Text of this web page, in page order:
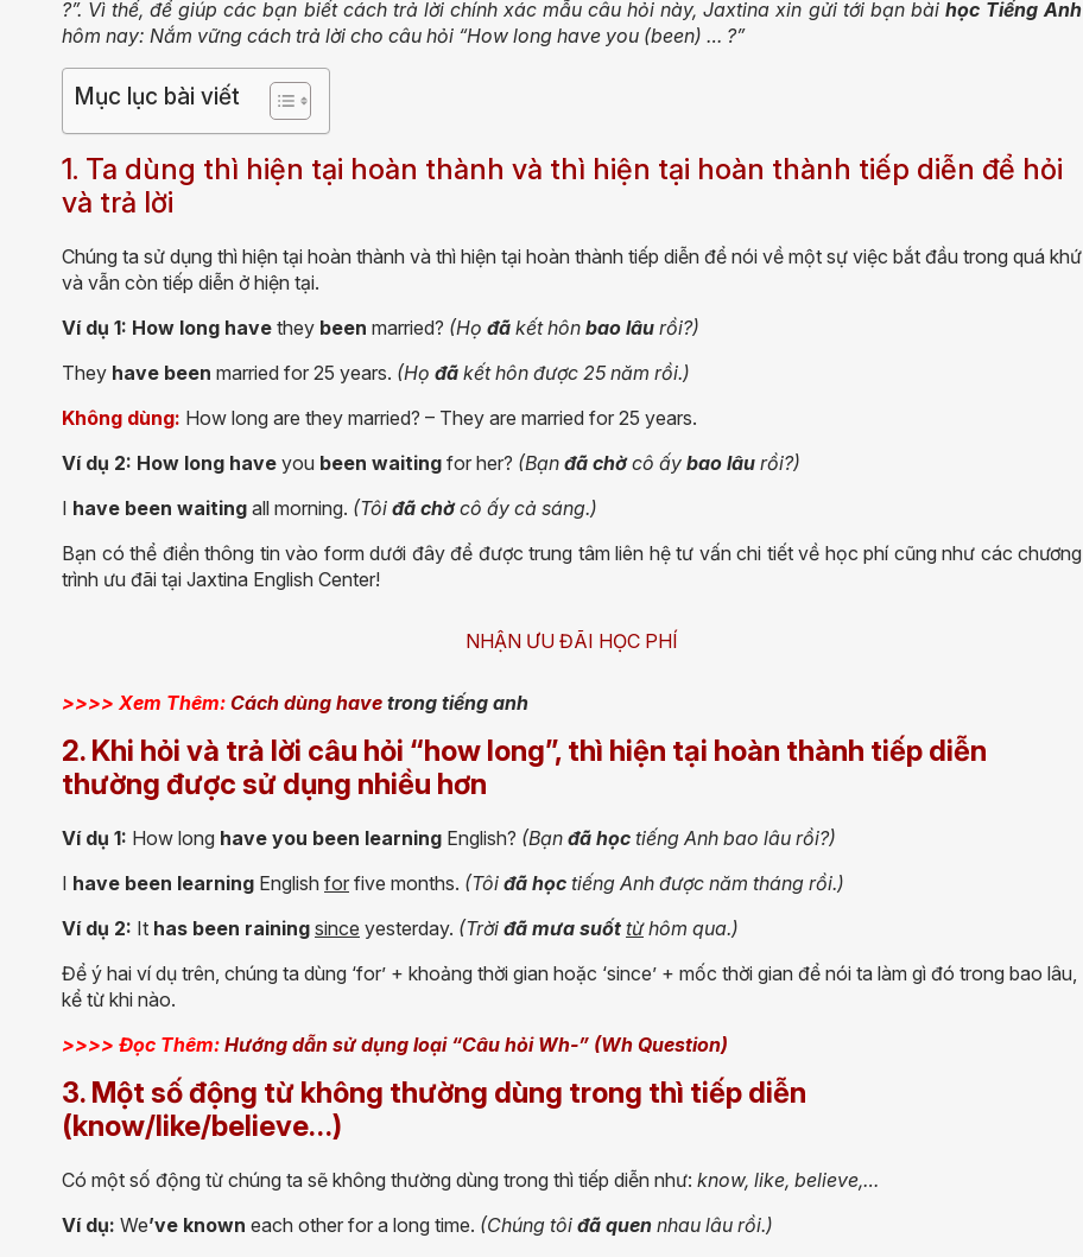
?”. Vì thế, để giúp các bạn biết cách trả lời chính xác mẫu câu hỏi này, Jaxtina xin gửi tới bạn bài học Tiếng Anh
hôm nay: Nắm vững cách trả lời cho câu hỏi “How long have you (been) … ?”
Mục lục bài viết
1. Ta dùng thì hiện tại hoàn thành và thì hiện tại hoàn thành tiếp diễn để hỏi
và trả lời
Chúng ta sử dụng thì hiện tại hoàn thành và thì hiện tại hoàn thành tiếp diễn để nói về một sự việc bắt đầu trong quá khứ
và vẫn còn tiếp diễn ở hiện tại.
Ví dụ 1: How long have they been married? (Họ đã kết hôn bao lâu rồi?)
They have been married for 25 years. (Họ đã kết hôn được 25 năm rồi.)
Không dùng: How long are they married? – They are married for 25 years.
Ví dụ 2: How long have you been waiting for her? (Bạn đã chờcô ấy bao lâu rồi?)
I have been waiting all morning. (Tôi đã chờcô ấy cả sáng.)
Bạn có thể điền thông tin vào form dưới đây để được trung tâm liên hệ tư vấn chi tiết về học phí cũng như các chương
trình ưu đãi tại Jaxtina English Center!
NHẬN ƯU ĐÃI HỌC PHÍ
>>>> Xem Thêm: Cách dùng have trong tiếng anh
2. Khi hỏi và trả lời câu hỏi “how long”, thì hiện tại hoàn thành tiếp diễn
thường được sử dụng nhiều hơn
Ví dụ 1: How long have you been learning English? (Bạn đã học tiếng Anh bao lâu rồi?)
I have been learning English for five months. (Tôi đã học tiếng Anh được năm tháng rồi.)
Ví dụ 2: It has been raining since yesterday. (Trời đã mưa suốt từhôm qua.)
Để ý hai ví dụ trên, chúng ta dùng ‘for’ + khoảng thời gian hoặc ‘since’ + mốc thời gian để nói ta làm gì đó trong bao lâu,
kể từ khi nào.
>>>> Đọc Thêm: Hướng dẫn sử dụng loại “Câu hỏi Wh-” (Wh Question)
3. Một số động từ không thường dùng trong thì tiếp diễn
(know/like/believe…)
Có một số động từ chúng ta sẽ không thường dùng trong thì tiếp diễn như: know, like, believe,…
Ví dụ: We’ve known each other for a long time. (Chúng tôi đã quen nhau lâu rồi.)